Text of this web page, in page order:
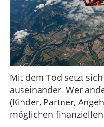
Mit dem Tod setzt
auseinander. Wer
(Kinder, Partner,
möglichen